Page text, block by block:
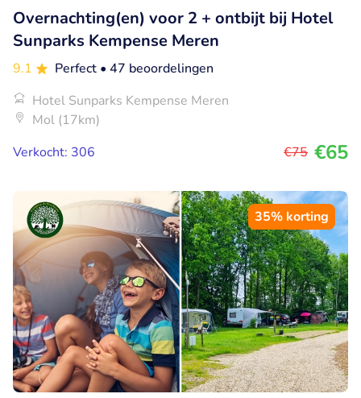
Overnachting(en) voor 2 + ontbijt bij Hotel
Sunparks Kempense Meren
9.1 Perfect • 47 beoordelingen
Hotel Sunparks Kempense Meren
Mol (17km)
Verkocht: 306
€75 €65
35% korting